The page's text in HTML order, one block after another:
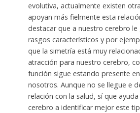
evolutiva, actualmente existen
apoyan más fielmente esta
destacar que a nuestro cerebro le
rasgos característicos y por
que la simetría está muy
atracción para nuestro cerebro,
función sigue estando presente
nosotros. Aunque no se llegue e
relación con la salud, sí que
cerebro a identificar mejor este